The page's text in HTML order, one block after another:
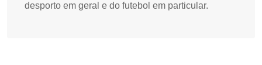
desporto em geral e do futebol em particular.